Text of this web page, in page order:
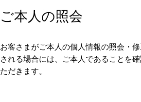
ご本人の照会
お客さまがご本人の個人情報の照会・
される場合には、ご本人であることを
ただきます。